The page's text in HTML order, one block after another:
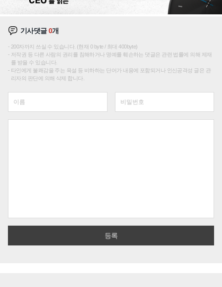
기사댓글0개
200자까지 쓰실 수 있습니다. (현재 0 byte / 최대 400byte)
저작권 등 다른 사람의 권리를 침해하거나 명예를 훼손하는 댓글은 관련 법률에 의해 제재
를 받을 수 있습니다.
타인에게 불쾌감을 주는 욕설 등 비하하는 단어가 내용에 포함되거나 인신공격성 글은 관
리자의 판단에 의해 삭제 합니다.